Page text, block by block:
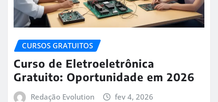
CURSOS GRATUITOS
Curso de Eletroeletrônica
Gratuito: Oportunidade em 2026
Redação Evolution fev 4, 2026